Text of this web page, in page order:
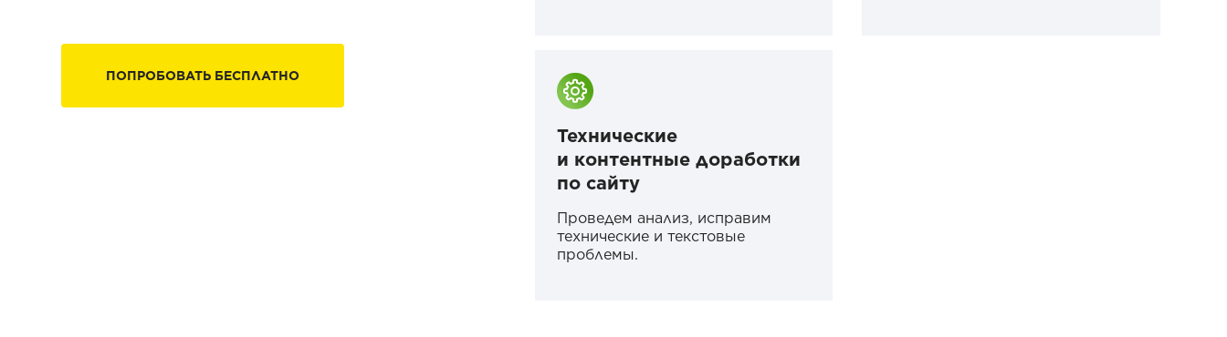
ПОПРОБОВАТЬ БЕСПЛАТНО
Технические
и контентные доработки
по сайту
Проведем анализ, исправим
технические и текстовые
проблемы.